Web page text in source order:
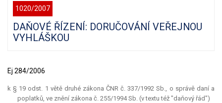
1020/2007
DAŇOVÉ ŘÍZENÍ: DORUČOVÁNÍ VEŘEJNOU
VYHLÁŠKOU
Ej 284/2006
k § 19 odst. 1 větě druhé zákona ČNR č. 337/1992 Sb., o správě daní a
poplatků, ve znění zákona č. 255/1994 Sb. (v textu též "daňový řád")